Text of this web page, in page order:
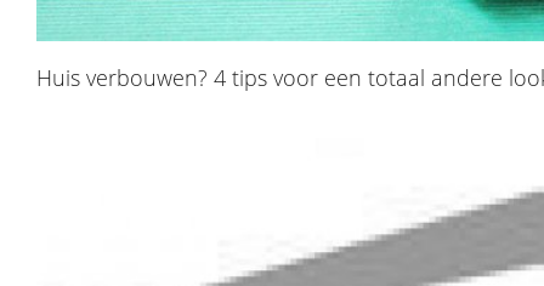
​Huis verbouwen? 4 tips voor een totaal andere